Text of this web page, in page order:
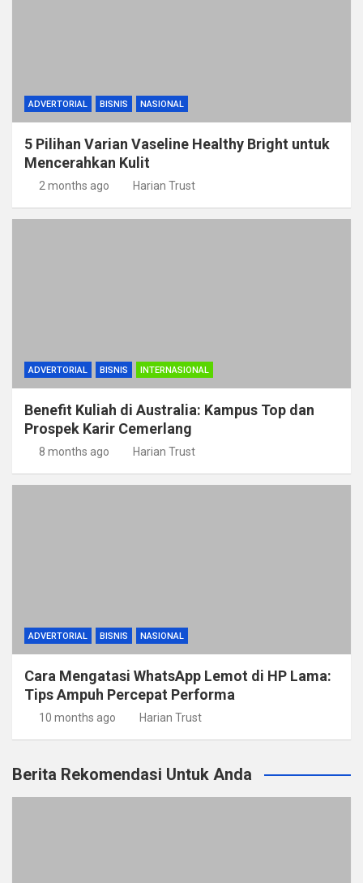
ADVERTORIAL BISNIS NASIONAL
5 Pilihan Varian Vaseline Healthy Bright untuk
Mencerahkan Kulit
2 months ago Harian Trust
ADVERTORIAL BISNIS INTERNASIONAL
Benefit Kuliah di Australia: Kampus Top dan
Prospek Karir Cemerlang
8 months ago Harian Trust
ADVERTORIAL BISNIS NASIONAL
Cara Mengatasi WhatsApp Lemot di HP Lama:
Tips Ampuh Percepat Performa
10 months ago Harian Trust
Berita Rekomendasi Untuk Anda